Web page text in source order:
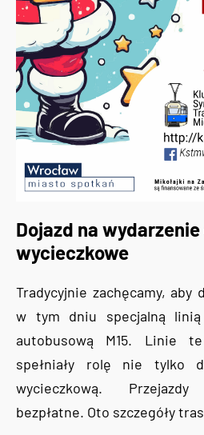
Dojazd na
wycieczkowe
Tradycyjnie zachęcamy, aby
w tym dniu specjalną
autobusową M15. Linie
spełniały rolę nie tylko
wycieczkową.
bezpłatne. Oto szczegóły